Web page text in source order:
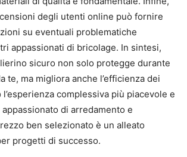
degli utenti online può fornire
su eventuali problematiche
appassionati di bricolage. In sintesi,
sicuro non solo protegge durante
te, ma migliora anche l’efficienza dei
complessiva più piacevole e
di arredamento e
ben selezionato è un alleato
progetti di successo.